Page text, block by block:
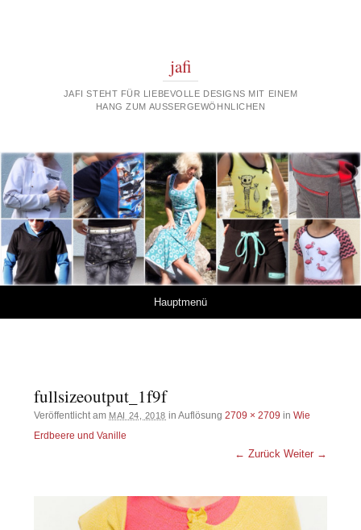
jafi
JAFI STEHT FÜR LIEBEVOLLE DESIGNS MIT EINEM
HANG ZUM AUSSERGEWÖHNLICHEN
Hauptmenü
fullsizeoutput_1f9f
Veröffentlicht am MAI 24, 2018 in Auflösung 2709 × 2709 in Wie
Erdbeere und Vanille
← Zurück Weiter →